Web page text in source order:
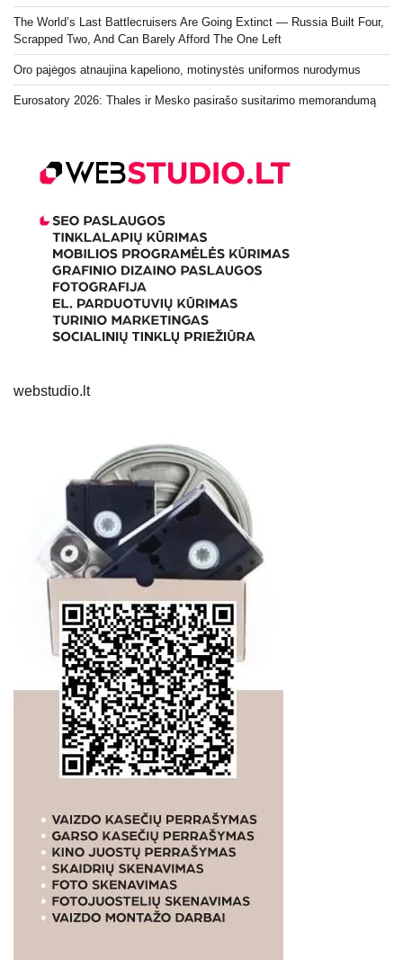
The World’s Last Battlecruisers Are Going Extinct — Russia Built Four,
Scrapped Two, And Can Barely Afford The One Left
Oro pajėgos atnaujina kapeliono, motinystės uniformos nurodymus
Eurosatory 2026: Thales ir Mesko pasirašo susitarimo memorandumą
webstudio.lt